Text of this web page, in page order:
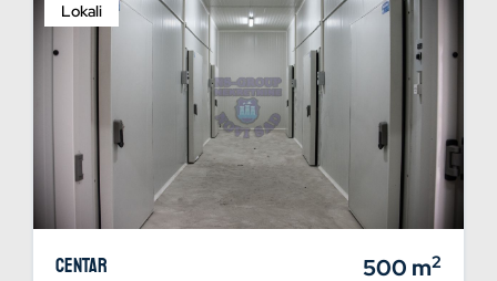
Lokali
Centar 500 m2